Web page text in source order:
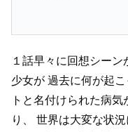
１話早々に回想シー
少女が 過去に何が起こ
トと名付けられた病
り、
世界は大変な状